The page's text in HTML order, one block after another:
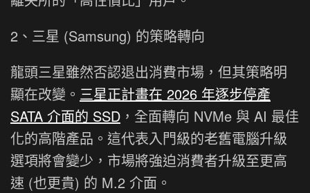
2、三星 (Samsung) 的策略轉向
龍頭三星雖然否認退出消費市場，但其策略明
顯在改變。 三星正計畫在 2026 年逐步停產
SATA 介面的 SSD ，全面轉向 NVMe 與 AI 最佳
化的高階產品。這代表入門級的老舊電腦升級
選項將會變少，市場將強迫消費者升級至更高
速 (也更貴) 的 M.2 介面。